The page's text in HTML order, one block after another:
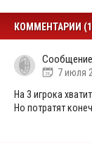
КОММЕНТАРИИ
7 июля
На 3 игрока хватит
Но потратят